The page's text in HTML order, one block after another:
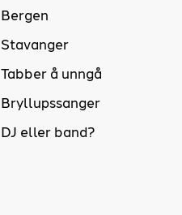
Bergen
Stavanger
Tabber å unngå
Bryllupssanger
DJ eller band?